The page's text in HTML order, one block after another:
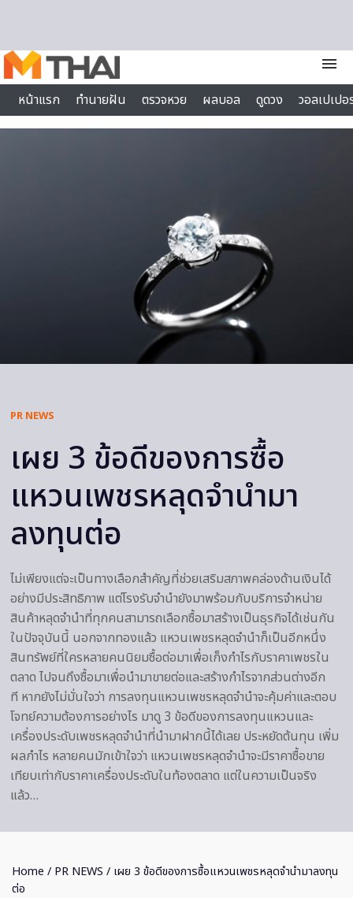
menu
หน้าแรก
ทำนายฝัน ตรวจหวย ผลบอล ดูดวง
วอลเปเป
ไลฟ์สไตล์
PR NEWS
เผย 3 ข้อดีของการซื้อ
แหวนเพชรหลุดจำนำมา
ลงทุนต่อ
ไม่เพียงแต่จะเป็นทางเลือกสำคัญที่ช่วยเสริมสภาพคล่องด้านเงินได้
อย่างมีประสิทธิภาพ แต่โรงรับจำนำยังมาพร้อมกับบริการจำหน่าย
สินค้าหลุดจำนำที่ทุกคนสามารถเลือกซื้อมาสร้างเป็นธุรกิจได้เช่นกัน
ในปัจจุบันนี้ นอกจากทองแล้ว แหวนเพชรหลุดจำนำก็เป็นอีกหนึ่ง
สินทรัพย์ที่ใครหลายคนนิยมซื้อต่อมาเพื่อเก็งกำไรกับราคาเพชรใน
ตลาด ไปจนถึงซื้อมาเพื่อนำมาขายต่อและสร้างกำไรจากส่วนต่างอีก
ที หากยังไม่มั่นใจว่า การลงทุนแหวนเพชรหลุดจำนำจะคุ้มค่าและตอบ
โจทย์ความต้องการอย่างไร มาดู 3 ข้อดีของการลงทุนแหวนและ
เครื่องประดับเพชรหลุดจำนำที่นำมาฝากนี้ได้เลย ประหยัดต้นทุน เพิ่ม
ผลกำไร หลายคนมักเข้าใจว่า แหวนเพชรหลุดจำนำจะมีราคาซื้อขาย
เทียบเท่ากับราคาเครื่องประดับในท้องตลาด แต่ในความเป็นจริง
แล้ว…
Home / PR NEWS / เผย 3 ข้อดีของการซื้อแหวนเพชรหลุดจำนำมาลงทุน
ต่อ